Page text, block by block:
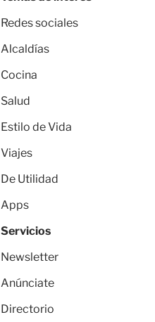
Redes sociales
Alcaldías
Cocina
Salud
Estilo de Vida
Viajes
De Utilidad
Apps
Servicios
Newsletter
Anúnciate
Directorio